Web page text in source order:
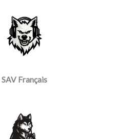
SAV Français